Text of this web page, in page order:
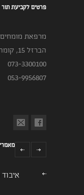
פרטים לקביעת תור
מרפאת מומחים MDC:
הברזל 15, קומה 3, תל אביב
073-3300100
053-9956807
מאמרים
איבוד